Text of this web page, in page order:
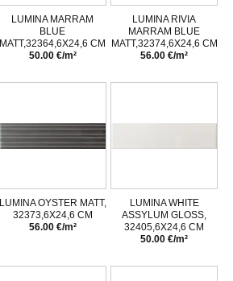
LUMINA MARRAM
BLUE
MATT,32364,6X24,6 CM
50.00 €/m²
LUMINA RIVIA
MARRAM BLUE
MATT,32374,6X24,6 CM
56.00 €/m²
LUMINA OYSTER MATT,
32373,6X24,6 CM
56.00 €/m²
LUMINA WHITE
ASSYLUM GLOSS,
32405,6X24,6 CM
50.00 €/m²